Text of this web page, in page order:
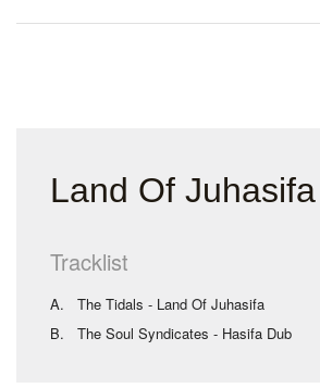
Land Of Juhasifa
Tracklist
A. The Tidals - Land Of Juhasifa
B. The Soul Syndicates - Hasifa Dub